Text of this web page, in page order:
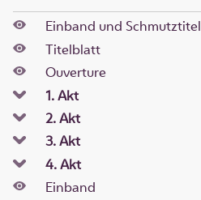
Einband und Schmutztitel
Titelblatt
Ouverture
1. Akt
2. Akt
3. Akt
4. Akt
Einband